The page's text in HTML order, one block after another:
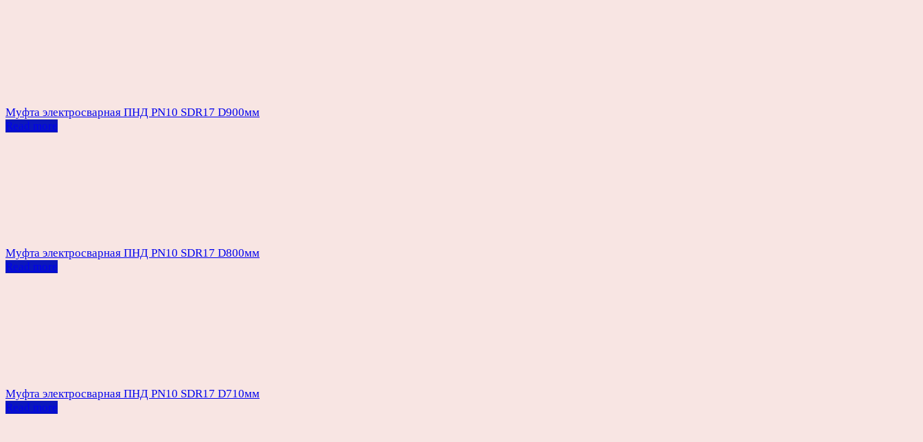
Муфта электросварная ПНД PN10 SDR17 D900мм
Read more
Муфта электросварная ПНД PN10 SDR17 D800мм
Read more
Муфта электросварная ПНД PN10 SDR17 D710мм
Read more